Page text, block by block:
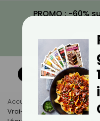
PROMO : -60%
Accueil Actus
Vrai-Faux Sur L’endive :